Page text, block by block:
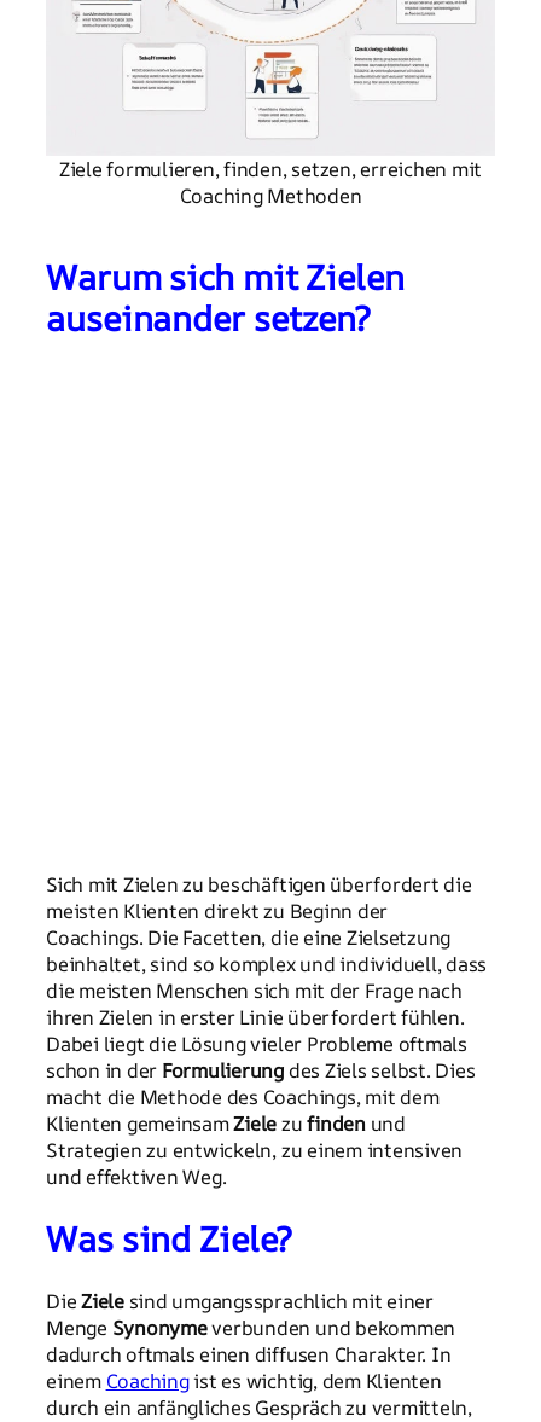
Ziele formulieren, finden, setzen, erreichen mit
Coaching Methoden
Warum sich mit Zielen
auseinander setzen?
Sich mit Zielen zu beschäftigen überfordert die
meisten Klienten direkt zu Beginn der
Coachings. Die Facetten, die eine Zielsetzung
beinhaltet, sind so komplex und individuell, dass
die meisten Menschen sich mit der Frage nach
ihren Zielen in erster Linie überfordert fühlen.
Dabei liegt die Lösung vieler Probleme oftmals
schon in der Formulierung des Ziels selbst. Dies
macht die Methode des Coachings, mit dem
Klienten gemeinsamZielezufindenund
Strategien zu entwickeln, zu einem intensiven
und effektiven Weg.
Was sind Ziele?
DieZielesind umgangssprachlich mit einer
Menge Synonymeverbunden und bekommen
dadurch oftmals einen diffusen Charakter. In
einem Coachingist es wichtig, dem Klienten
durch ein anfängliches Gespräch zu vermitteln,